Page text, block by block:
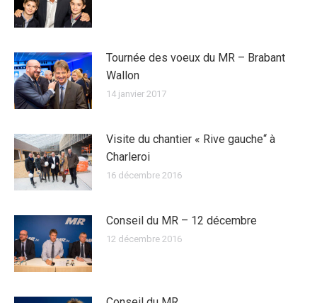
Tournée des voeux du MR – Brabant
Wallon
14 janvier 2017
Visite du chantier « Rive gauche“ à
Charleroi
16 décembre 2016
Conseil du MR – 12 décembre
12 décembre 2016